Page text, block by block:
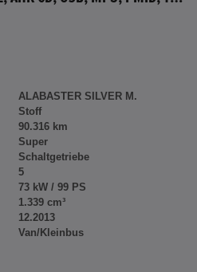
ALABASTER SILVER M.
Stoff
90.316 km
Super
Schaltgetriebe
5
73 kW / 99 PS
1.339 cm³
12.2013
Van/Kleinbus